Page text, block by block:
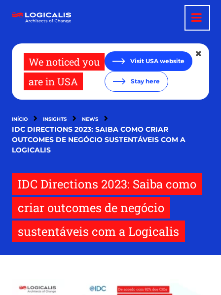
para
We noticed you
are in USA
Visit USA website
Stay here
INÍCIO INSIGHTS NEWS
IDC DIRECTIONS 2023: SAIBA COMO CRIAR
OUTCOMES DE NEGÓCIO SUSTENTÁVEIS COM A
LOGICALIS
IDC Directions 2023: Saiba como
criar outcomes de negócio
sustentáveis com a Logicalis